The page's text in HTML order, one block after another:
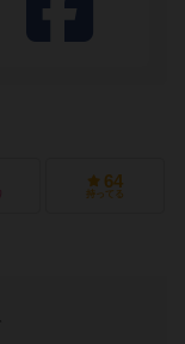
64
持ってる